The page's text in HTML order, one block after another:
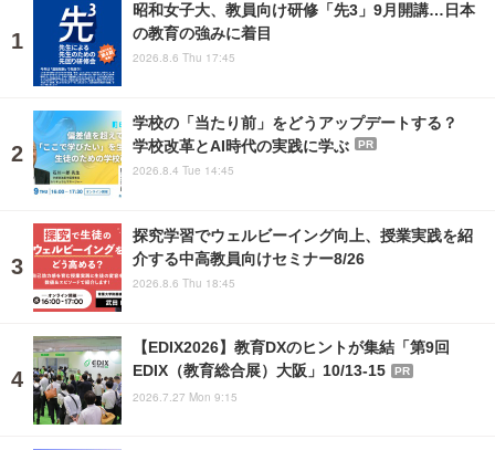
昭和女子大、教員向け研修「先3」9月開講…日本
の教育の強みに着目
2026.8.6 Thu 17:45
学校の「当たり前」をどうアップデートする？
学校改革とAI時代の実践に学ぶ
PR
2026.8.4 Tue 14:45
探究学習でウェルビーイング向上、授業実践を紹
介する中高教員向けセミナー8/26
2026.8.6 Thu 18:45
【EDIX2026】教育DXのヒントが集結「第9回
EDIX（教育総合展）大阪」10/13-15
PR
2026.7.27 Mon 9:15